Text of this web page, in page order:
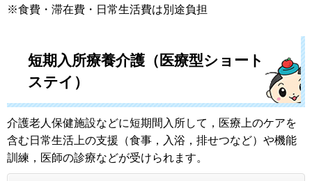
※食費・滞在費・日常生活費は別途負担
短期入所療養介護（医療型ショート
ステイ）
介護老人保健施設などに短期間入所して，医療上のケアを
含む日常生活上の支援（食事，入浴，排せつなど）や機能
訓練，医師の診療などが受けられます。